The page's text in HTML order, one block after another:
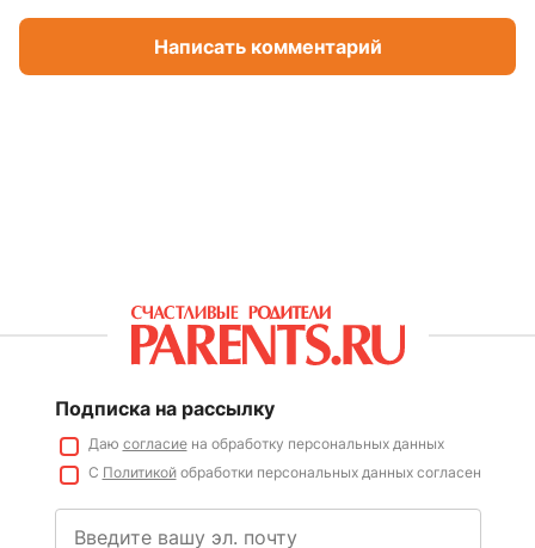
Написать комментарий
Подписка на рассылку
Даю согласиена обработку персональных данных
С Политикойобработки персональных данных согласен